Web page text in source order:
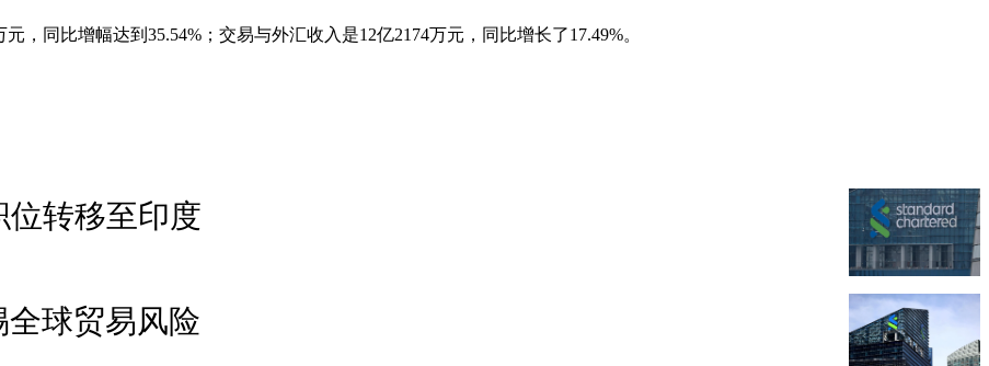
，同比增幅达到35.54%；交易与外汇收入是12亿2174万元，同比增长了17.49%。
位转移至印度
球贸易风险